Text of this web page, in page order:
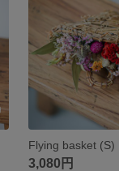
Flying basket (S)
3,080円